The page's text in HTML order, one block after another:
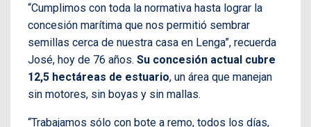
“Cumplimos con toda la normativa hasta lograr la
concesión marítima que nos permitió sembrar
semillas cerca de nuestra casa en Lenga”, recuerda
José, hoy de 76 años. Su concesión actual cubre
12,5 hectáreas de estuario, un área que manejan
sin motores, sin boyas y sin mallas.
“Trabajamos sólo con bote a remo, todos los días,